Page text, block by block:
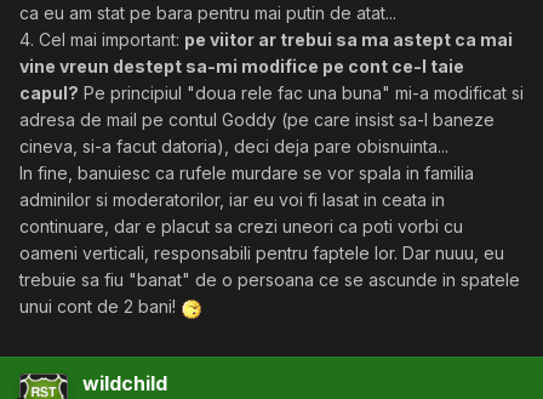
ca eu am stat pe bara pentru mai putin de atat...
4. Cel mai important: pe viitor ar trebui sa ma astept ca mai
vine vreun destept sa-mi modifice pe cont ce-l taie
capul? Pe principiul "doua rele fac una buna" mi-a modificat si
adresa de mail pe contul Goddy (pe care insist sa-l baneze
cineva, si-a facut datoria), deci deja pare obisnuinta...
In fine, banuiesc ca rufele murdare se vor spala in familia
adminilor si moderatorilor, iar eu voi fi lasat in ceata in
continuare, dar e placut sa crezi uneori ca poti vorbi cu
oameni verticali, responsabili pentru faptele lor. Dar nuuu, eu
trebuie sa fiu "banat" de o persoana ce se ascunde in spatele
unui cont de 2 bani!
wildchild